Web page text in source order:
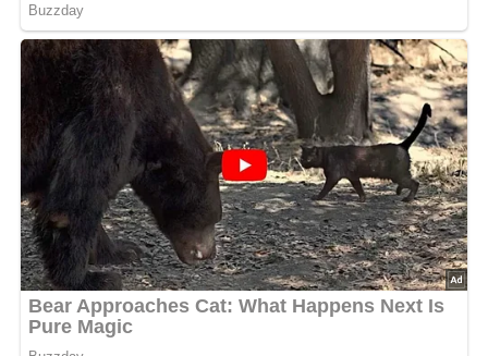
Kalorien: ca. 160 kcal
Kohlenhydrate: ca. 15 g
Fett: ca. 8 g
Eiweiß: ca. 6 g
Zubereitungszeit:Ca. 15 Minuten
Haltbarkeit und Aufbewahrung:Der Eierlikör hält sich
gekühlt im Kühlschrank etwa 2-3 Wochen.
Küchenutensilien: